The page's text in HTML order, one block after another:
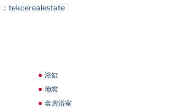
：tekcerealestate
浴缸
地窖
套房浴室